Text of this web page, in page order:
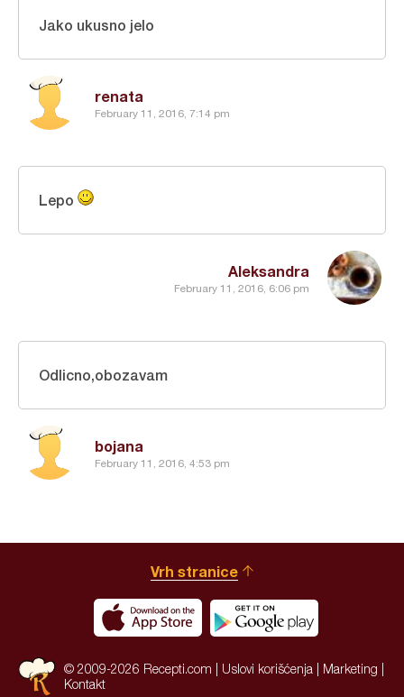
renata
February 11, 2016, 7:14 pm
Jako ukusno jelo
Aleksandra
February 11, 2016, 6:06 pm
Lepo
bojana
February 11, 2016, 4:53 pm
Odlicno,obozavam
Vrh stranice
© 2009-2026 Recepti.com | Uslovi korišćenja Marketing
Kontakt